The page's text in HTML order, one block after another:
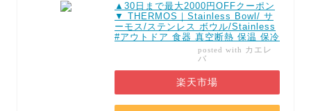
▲30日まで最大2000円OFFクーポン
▼ THERMOS｜Stainless Bowl/ サ
ーモス/ステンレス ボウル/Stainless
#アウトドア 食器 真空断熱 保温 保冷
posted with カエレ
バ
楽天市場